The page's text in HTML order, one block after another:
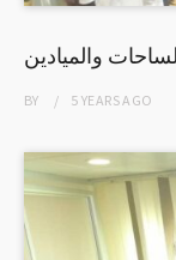
والميادين
BY 5 YEARSAGO